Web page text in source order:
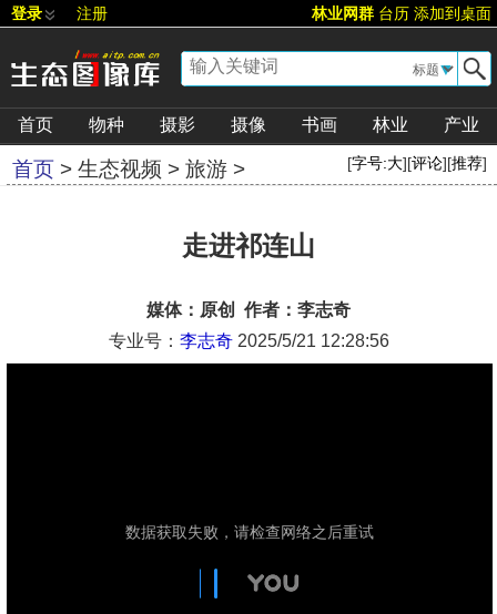
登录 注册 林业网群 台历 添加到桌面
▼
首页 物种 摄影 摄像 书画 林业 产业
首页 > 生态视频 > 旅游 > [字号:大][评论][推荐]
走进祁连山
媒体：原创 作者：李志奇
专业号： 李志奇 2025/5/21 12:28:56